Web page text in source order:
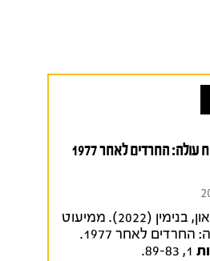
החרדים לאחר 1977
בראון, בנימין (2022). ממיעוט
לאחר 1977.